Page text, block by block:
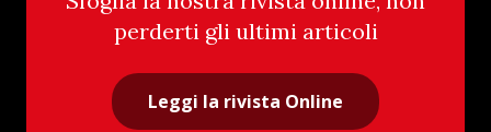
perderti gli ultimi articoli
Leggi la rivista Online